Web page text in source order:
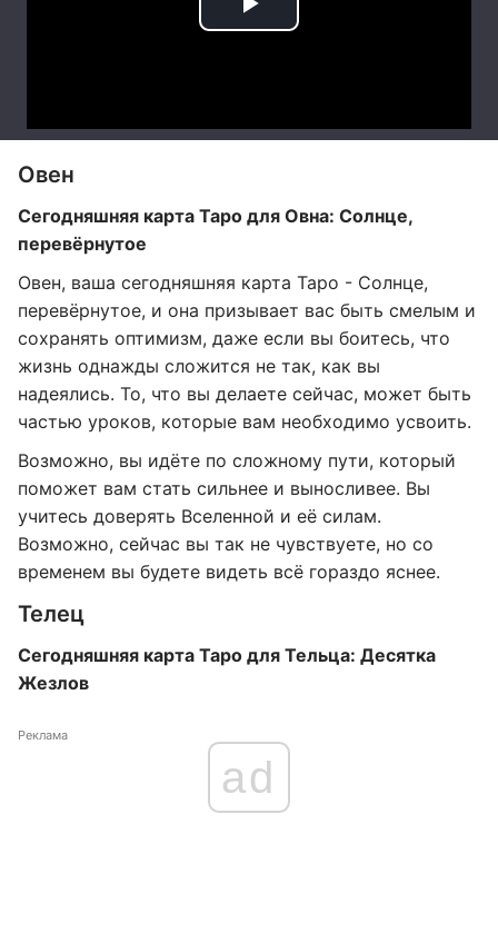
Овен
Сегодняшняя карта Таро для Овна: Солнце,
перевёрнутое
Овен, ваша сегодняшняя карта Таро - Солнце,
перевёрнутое, и она призывает вас быть смелым и
сохранять оптимизм, даже если вы боитесь, что
жизнь однажды сложится не так, как вы
надеялись. То, что вы делаете сейчас, может быть
частью уроков, которые вам необходимо усвоить.
Возможно, вы идёте по сложному пути, который
поможет вам стать сильнее и выносливее. Вы
учитесь доверять Вселенной и её силам.
Возможно, сейчас вы так не чувствуете, но со
временем вы будете видеть всё гораздо яснее.
Телец
Сегодняшняя карта Таро для Тельца: Десятка
Жезлов
Реклама
ad